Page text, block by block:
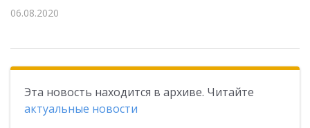
06.08.2020
Эта новость находится в архиве. Читайте
актуальные новости